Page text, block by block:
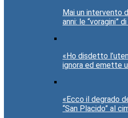
Mai un intervento
anni: le “voragini”
«Ho disdetto
ignora ed emette
«Ecco il degrado
“San Placido” al